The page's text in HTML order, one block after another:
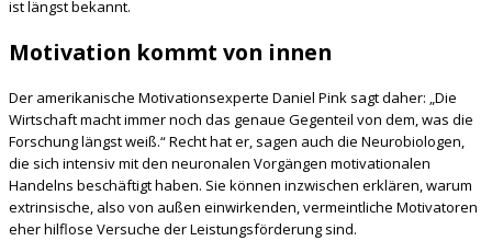
ist längst bekannt.
Motivation kommt von innen
Der amerikanische Motivationsexperte Daniel Pink sagt daher: „Die
Wirtschaft macht immer noch das genaue Gegenteil von dem, was die
Forschung längst weiß.“ Recht hat er, sagen auch die Neurobiologen,
die sich intensiv mit den neuronalen Vorgängen motivationalen
Handelns beschäftigt haben. Sie können inzwischen erklären, warum
extrinsische, also von außen einwirkenden, vermeintliche Motivatoren
eher hilflose Versuche der Leistungsförderung sind.